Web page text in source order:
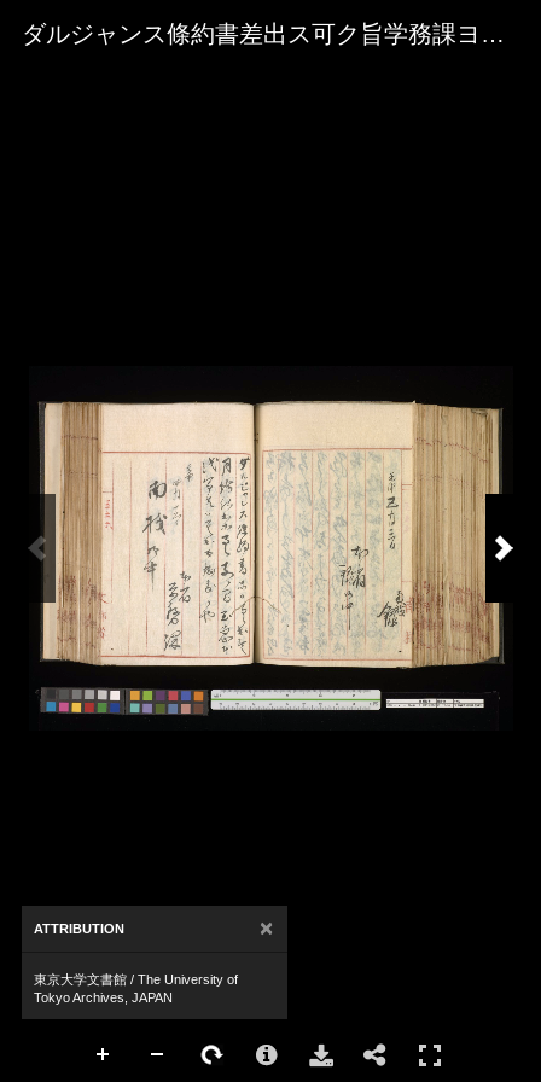
Media Viewer ダルジャンス條約書差出ス可ク旨学務課ヨリ来書
ATTRIBUTION ×
東京大学文書館 / The University of
Tokyo Archives, JAPAN